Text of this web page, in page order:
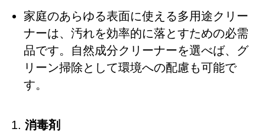
家庭のあらゆる表面に使える多用途クリー
ナーは、汚れを効率的に落とすための必需
品です。自然成分クリーナーを選べば、グ
リーン掃除として環境への配慮も可能で
す。
消毒剤